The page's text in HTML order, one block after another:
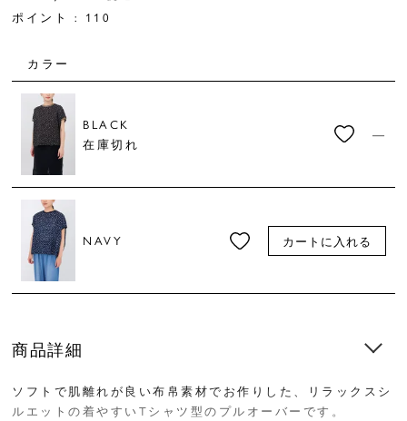
ポイント : 110
カラー
BLACK
在庫切れ
—
NAVY カートに入れる
商品詳細
ソフトで肌離れが良い布帛素材でお作りした、リラックスシ
ルエットの着やすいTシャツ型のプルオーバーです。